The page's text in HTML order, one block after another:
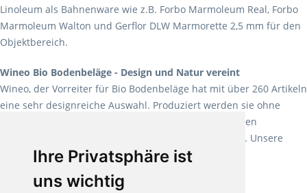
Ihre Privatsphäre ist
uns wichtig
Linoleum als Bahnenware wie z.B. Forbo Marmoleum Real, Forbo
Marmoleum Walton und Gerflor DLW Marmorette 2,5 mm für den
Objektbereich.
Wineo Bio Bodenbeläge - Design und Natur vereint
Wineo, der Vorreiter für Bio Bodenbeläge hat mit über 260 Artikeln
eine sehr designreiche Auswahl. Produziert werden sie ohne
Weichmacher und Lösungsmittel. Mit allen verfügbaren
Verlegearten ist er für jegliche Bauvorhaben attraktiv. Unsere
Empfehlung:Wineo 1000 Multi Layer XXL.
Teppiche für ein angenehmes Laufgefühl